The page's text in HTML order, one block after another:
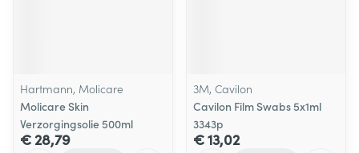
Hartmann, Molicare
Molicare Skin
Verzorgingsolie 500ml
€ 28,79
3M, Cavilon
Cavilon Film Swabs 5x1ml
3343p
€ 13,02